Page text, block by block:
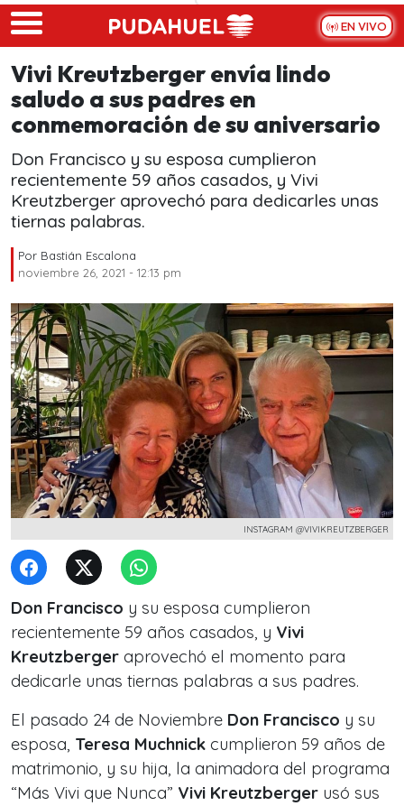
Skip to main content
EN VIVO
Vivi Kreutzberger envía lindo
saludo a sus padres en
conmemoración de su aniversario
Don Francisco y su esposa cumplieron
recientemente 59 años casados, y Vivi
Kreutzberger aprovechó para dedicarles unas
tiernas palabras.
Por Bastián Escalona
noviembre 26, 2021 - 12:13 pm
INSTAGRAM @VIVIKREUTZBERGER
Don Francisco y su esposa cumplieron
recientemente 59 años casados, y Vivi
Kreutzberger aprovechó el momento para
dedicarle unas tiernas palabras a sus padres.
El pasado 24 de Noviembre Don Francisco y su
esposa, Teresa Muchnick cumplieron 59 años de
matrimonio, y su hija, la animadora del programa
“Más Vivi que Nunca” Vivi Kreutzberger usó sus